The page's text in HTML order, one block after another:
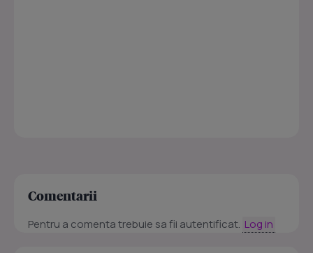
Comentarii
Pentru a comenta trebuie sa fii autentificat. Log in